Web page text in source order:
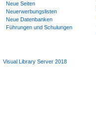
Neue Seiten
Neuerwerbungslisten
Neue Datenbanken
Führungen und Schulungen
Visual Library Server 2018